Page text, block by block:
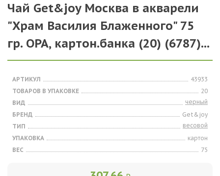
Чай Get&joy Москва в акварели
"Храм Василия Блаженного" 75
гр. ОРА, картон.банка (20) (6787)...
АРТИКУЛ
43933
ТОВАРОВ В УПАКОВКЕ
20
ВИД
черный
БРЕНД
Get&joy
ТИП
весовой
УПАКОВКА
картон
ВЕС
75